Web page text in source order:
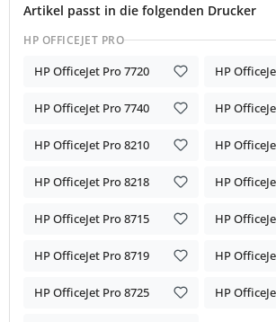
Artikel passt in die folgenden Drucker
HP OFFICEJET PRO
HP OfficeJet Pro 7720 HP
HP OfficeJet Pro 7740 HP
HP OfficeJet Pro 8210 HP
HP OfficeJet Pro 8218 HP
HP OfficeJet Pro 8715 HP
HP OfficeJet Pro 8719 HP
HP OfficeJet Pro 8725 HP